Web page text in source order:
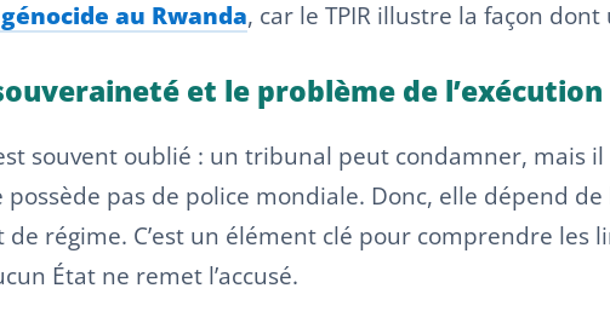
au Rwanda, car le TPIR illustre la façon
et le problème de l’exécution
souvent oublié : un tribunal peut condamner, mais
pas de police mondiale. Donc, elle dépend
de régime. C’est un élément clé pour comprendre
État ne remet l’accusé.